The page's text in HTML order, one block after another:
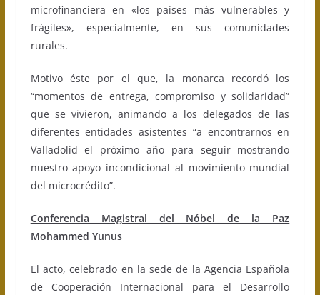
microfinanciera en «los países más vulnerables y
frágiles», especialmente, en sus comunidades
rurales.
Motivo éste por el que, la monarca recordó los
“momentos de entrega, compromiso y solidaridad”
que se vivieron, animando a los delegados de las
diferentes entidades asistentes “a encontrarnos en
Valladolid el próximo año para seguir mostrando
nuestro apoyo incondicional al movimiento mundial
del microcrédito”.
Conferencia Magistral del Nóbel de la Paz
Mohammed Yunus
El acto, celebrado en la sede de la Agencia Española
de Cooperación Internacional para el Desarrollo